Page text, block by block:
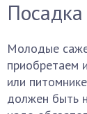
Молодые
приобретаем
или
должен быть